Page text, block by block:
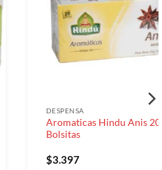
DESPENSA
Aromaticas Hindu Anis 20
Bolsitas
$3.397